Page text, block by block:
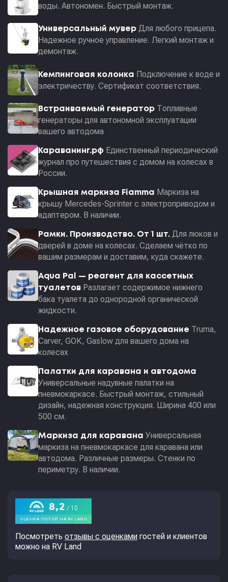
воды. Автономен. Быстрый монтаж.
Универсальный мувер Для любого прицепа.
Надежное ручное управление. Легкий монтаж и
демонтаж.
Кемпинговая колонка Подключение к воде и
электричеству. Сертификат соответствия.
Встраиваемый генератор Топливные
генераторы для автономной эксплуатации
вашего автодома
Караванинг.рф Единственный периодический
журнал про путешествия с домом на колесах в
России.
Крышная маркиза Fiamma Маркиза на
крышу Mercedes-Sprinter с электроприводом и
адаптером. В наличии.
Рамки. Производство. От 1 шт. Для люков и
дверей в доме на колесах. Сделаем чётко по
вашим размерам и доставим, куда скажете.
Aqua Pal — pеагент для кассетных
туалетов Разлагает содержимое нижнего
бака туалета до однородной органической
жидкости.
Надежное газовое оборудование Truma,
Carver, GOK, Gaslow для вашего дома на
колесах
Палатки для каравана и автодома
Универсальные надувные палатки на
пневмокаркасе. Быстрый монтаж, стильный
дизайн, надежная конструкция. Ширина 400 или
500 см.
Маркиза для каравана Универсальная
маркиза на пневмокаркасе для каравана или
автодома. Различные размеры. Стенки по
периметру. В наличии.
Посмотреть отзывы с оценками гостей и клиентов
можно на RV Land